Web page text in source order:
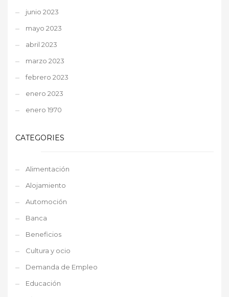
junio 2023
mayo 2023
abril 2023
marzo 2023
febrero 2023
enero 2023
enero 1970
CATEGORIES
Alimentación
Alojamiento
Automoción
Banca
Beneficios
Cultura y ocio
Demanda de Empleo
Educación